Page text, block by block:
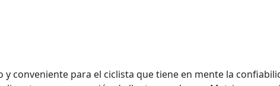
y conveniente para el ciclista que tiene en mente la